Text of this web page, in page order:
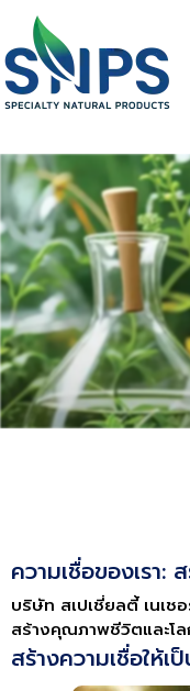
ความเชื่อของเรา
บริษัท สเปเชี่ยลตี้ เนเ
สร้างคุณภาพชีวิตและโ
สร้างความเชื่อให้เ